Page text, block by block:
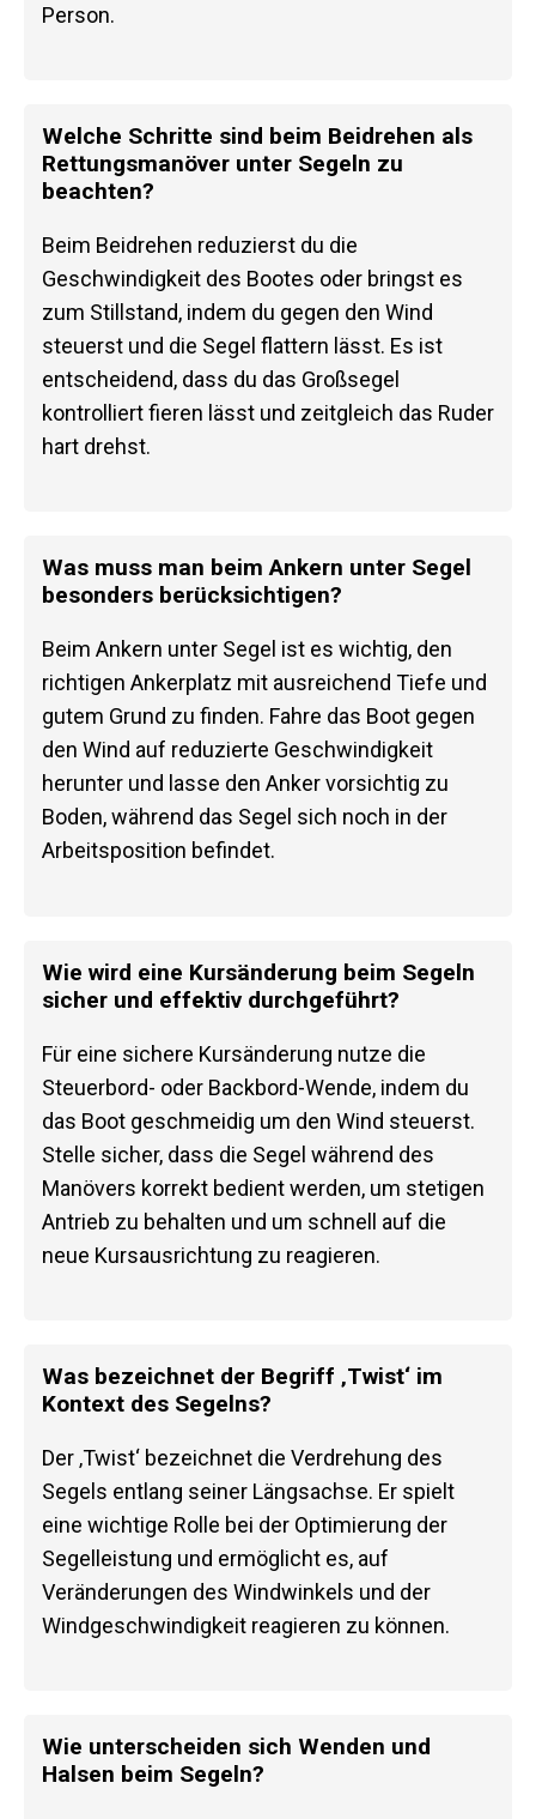
Person.
Welche Schritte sind beim Beidrehen als
Rettungsmanöver unter Segeln zu
beachten?
Beim Beidrehen reduzierst du die
Geschwindigkeit des Bootes oder bringst es
zum Stillstand, indem du gegen den Wind
steuerst und die Segel flattern lässt. Es ist
entscheidend, dass du das Großsegel
kontrolliert fieren lässt und zeitgleich das Ruder
hart drehst.
Was muss man beim Ankern unter Segel
besonders berücksichtigen?
Beim Ankern unter Segel ist es wichtig, den
richtigen Ankerplatz mit ausreichend Tiefe und
gutem Grund zu finden. Fahre das Boot gegen
den Wind auf reduzierte Geschwindigkeit
herunter und lasse den Anker vorsichtig zu
Boden, während das Segel sich noch in der
Arbeitsposition befindet.
Wie wird eine Kursänderung beim Segeln
sicher und effektiv durchgeführt?
Für eine sichere Kursänderung nutze die
Steuerbord- oder Backbord-Wende, indem du
das Boot geschmeidig um den Wind steuerst.
Stelle sicher, dass die Segel während des
Manövers korrekt bedient werden, um stetigen
Antrieb zu behalten und um schnell auf die
neue Kursausrichtung zu reagieren.
Was bezeichnet der Begriff ‚Twist‘ im
Kontext des Segelns?
Der ‚Twist‘ bezeichnet die Verdrehung des
Segels entlang seiner Längsachse. Er spielt
eine wichtige Rolle bei der Optimierung der
Segelleistung und ermöglicht es, auf
Veränderungen des Windwinkels und der
Windgeschwindigkeit reagieren zu können.
Wie unterscheiden sich Wenden und
Halsen beim Segeln?